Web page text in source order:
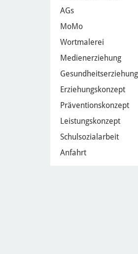
AGs
MoMo
Wortmalerei
Medienerziehung
Gesundheitserziehung
Erziehungskonzept
Präventionskonzept
Leistungskonzept
Schulsozialarbeit
Anfahrt